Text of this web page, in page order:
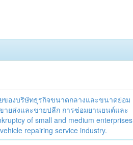
ของบริษัทธุรกิจขนาดกลางและขนาดย่อม
ายส่งและขายปลีก การซ่อมยานยนต์และ
of small and medium enterprises
repairing service industry.